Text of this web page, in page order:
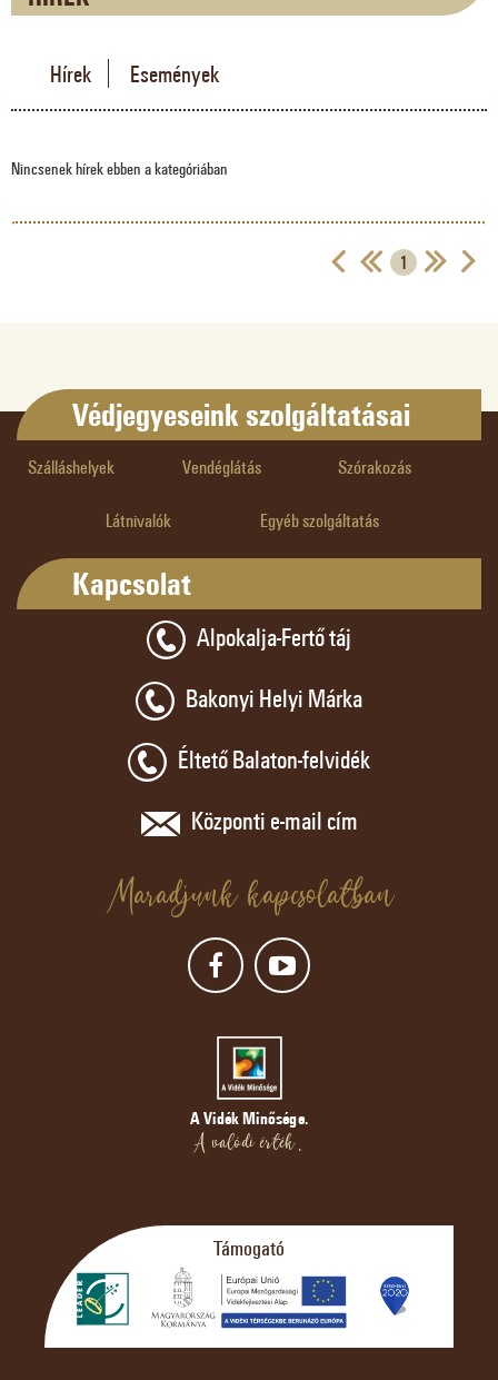
Hírek Események
Nincsenek hírek ebben a kategóriában
1
Védjegyeseink szolgáltatásai
Szálláshelyek Vendéglátás Szórakozás
Látnivalók Egyéb szolgáltatás
Kapcsolat
Alpokalja-Fertő táj
Bakonyi Helyi Márka
Éltető Balaton-felvidék
Központi e-mail cím
Maradjunk kapcsolatban
A Vidék Minősége.
A valódi érték.
Támogató